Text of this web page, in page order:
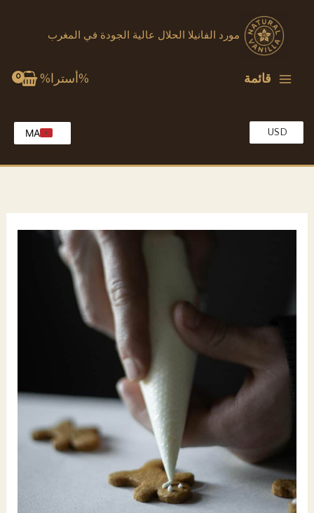
المحتوى
مورد الفانيلا الحلال عالية الجودة في المغرب
قائمة %أسترا%
USD
MA